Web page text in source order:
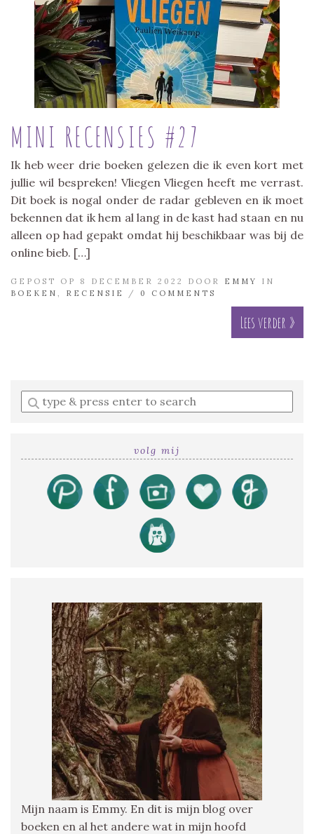
MINI RECENSIES #27
Ik heb weer drie boeken gelezen die ik even kort met
jullie wil bespreken! Vliegen Vliegen heeft me verrast.
Dit boek is nogal onder de radar gebleven en ik moet
bekennen dat ik hem al lang in de kast had staan en nu
alleen op had gepakt omdat hij beschikbaar was bij de
online bieb. […]
GEPOST OP 8 DECEMBER 2022 DOOR EMMY
IN
BOEKEN
RECENSIE / 0 COMMENTS
Lees verder »
Enter
a
volg mij
Mijn naam is Emmy. En dit is mijn blog over
boeken en al het andere wat in mijn hoofd